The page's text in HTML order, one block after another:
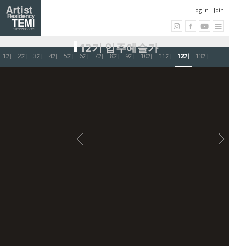
Log in Join
1기 2기 3기 4기 5기 6기 7기 8기 9기 10기 11기 12기 13기
12기 입주예술가